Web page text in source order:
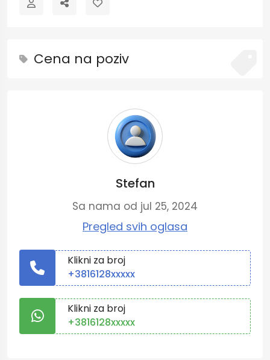
Cena na poziv
Stefan
Sa nama od jul 25, 2024
Pregled svih oglasa
Klikni za broj
+3816128xxxxx
Klikni za broj
+3816128xxxxx